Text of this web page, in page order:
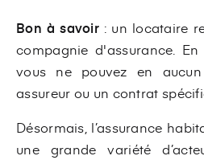
Bon à savoir : un locataire
compagnie d'assurance.
vous ne pouvez en
assureur ou un contrat
Désormais, l’assurance
une grande variété